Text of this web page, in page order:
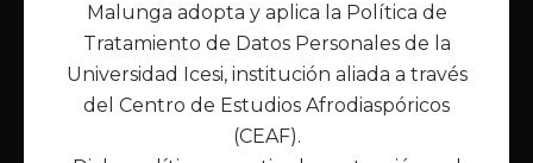
Malunga adopta y aplica la Política de
Tratamiento de Datos Personales de la
Universidad Icesi, institución aliada a través
del Centro de Estudios Afrodiaspóricos
(CEAF).